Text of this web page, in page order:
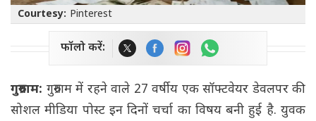
Courtesy: Pinterest
फॉलो करें:
गुरुग्राम: गुरुग्राम में रहने वाले 27 वर्षीय एक सॉफ्टवेयर डेवलपर की
सोशल मीडिया पोस्ट इन दिनों चर्चा का विषय बनी हुई है. युवक